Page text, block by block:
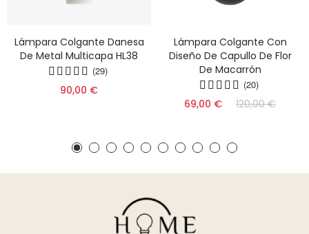
Lámpara Colgante Danesa
De Metal Multicapa HL38
(29)
90,00 €
Lámpara Colgante Con
Diseño De Capullo De Flor
De Macarrón
(20)
69,00 € 120,00 €